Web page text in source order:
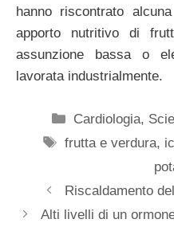
hanno riscontrato
apporto nutritivo di
assunzione bassa o
lavorata industrialmente.
Categorie
Cardiologia,
Tag
frutta e verdura,
Riscaldamento
Alti livelli di un